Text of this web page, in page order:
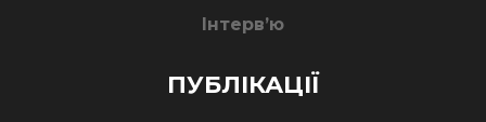
Інтерв’ю
ПУБЛІКАЦІЇ